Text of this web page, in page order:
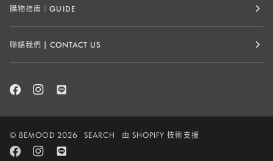
購物指南｜GUIDE
聯絡我們 | CONTACT US
© BEMOOD 2026 SEARCH 由 SHOPIFY 技術支援